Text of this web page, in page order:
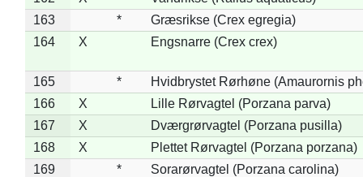
163
*
Græsrikse (Crex egregia)
164
X Engsnarre (Crex crex)
165 *
Hvidbrystet Rørhøne (Amaurornis
166
X
Lille Rørvagtel (Porzana parva)
167
X
Dværgrørvagtel (Porzana pusilla)
168
X
Plettet Rørvagtel (Porzana porzana)
169
*
Sorarørvagtel (Porzana carolina)